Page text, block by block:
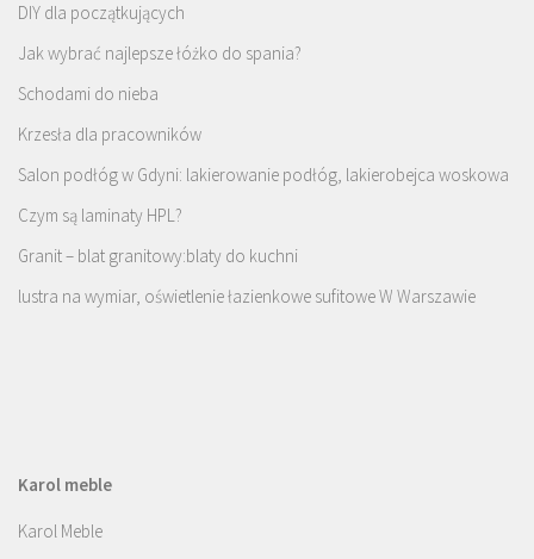
DIY dla początkujących
Jak wybrać najlepsze łóżko do spania?
Schodami do nieba
Krzesła dla pracowników
Salon podłóg w Gdyni: lakierowanie podłóg, lakierobejca woskowa
Czym są laminaty HPL?
Granit – blat granitowy:blaty do kuchni
lustra na wymiar, oświetlenie łazienkowe sufitowe W Warszawie
Karol meble
Karol Meble